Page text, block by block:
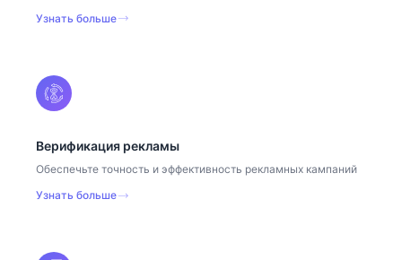
Узнать больше
Верификация рекламы
Обеспечьте точность и эффективность рекламных кампаний
Узнать больше